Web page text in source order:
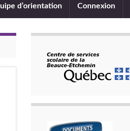
d’orientation Connexion